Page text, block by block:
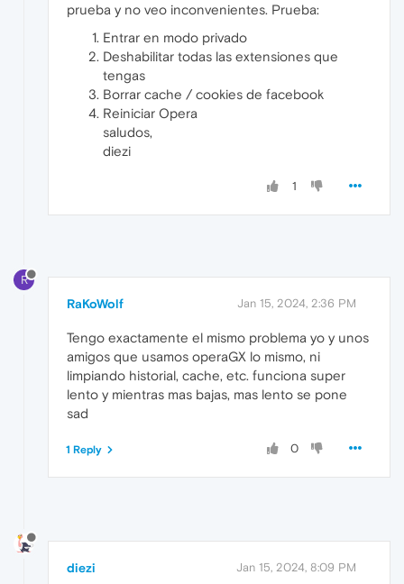
prueba y no veo inconvenientes. Prueba:
Entrar en modo privado
Deshabilitar todas las extensiones que
tengas
Borrar cache / cookies de facebook
Reiniciar Opera
saludos,
diezi
1
R
RaKoWolf Jan 15, 2024, 2:36 PM
Tengo exactamente el mismo problema yo y unos
amigos que usamos operaGX lo mismo, ni
limpiando historial, cache, etc. funciona super
lento y mientras mas bajas, mas lento se pone
sad
0
1 Reply
diezi Jan 15, 2024, 8:09 PM